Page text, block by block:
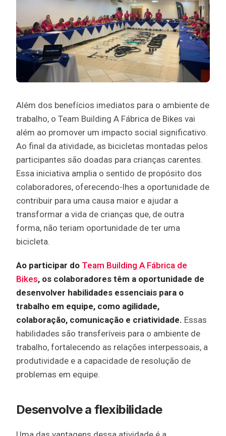
Além dos benefícios imediatos para o ambiente de
trabalho, o Team Building A Fábrica de Bikes vai
além ao promover um impacto social significativo.
Ao final da atividade, as bicicletas montadas pelos
participantes são doadas para crianças carentes.
Essa iniciativa amplia o sentido de propósito dos
colaboradores, oferecendo-lhes a oportunidade de
contribuir para uma causa maior e ajudar a
transformar a vida de crianças que, de outra
forma, não teriam oportunidade de ter uma
bicicleta.
Ao participar do Team Building A Fábrica de
Bikes, os colaboradores têm a oportunidade de
desenvolver habilidades essenciais para o
trabalho em equipe, como agilidade,
colaboração, comunicação e criatividade. Essas
habilidades são transferíveis para o ambiente de
trabalho, fortalecendo as relações interpessoais, a
produtividade e a capacidade de resolução de
problemas em equipe.
Desenvolve a flexibilidade